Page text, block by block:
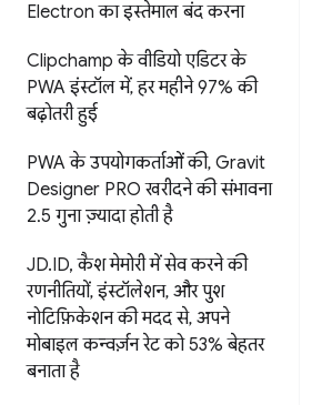
Electron का इस्तेमाल बंद करना
Clipchamp के वीडियो एडिटर के
PWA इंस्टॉल में,हर महीने 97% की
बढ़ोतरी हुई
PWA के उपयोगकर्ताओं की, Gravit
Designer PRO खरीदने की संभावना
2.5 गुना ज़्यादा होती है
JD.ID, कैश मेमोरी में सेव करने की
रणनीतियों,इंस्टॉलेशन, और पुश
नोटिफ़िकेशन की मदद से, अपने
मोबाइल कन्वर्ज़न रेट को 53% बेहतर
बनाता है